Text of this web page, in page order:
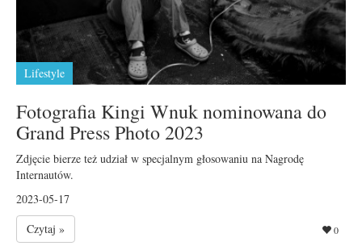
Lifestyle
Fotografia Kingi Wnuk nominowana do
Grand Press Photo 2023
Zdjęcie bierze też udział w specjalnym głosowaniu na Nagrodę
Internautów.
2023-05-17
Czytaj »
0